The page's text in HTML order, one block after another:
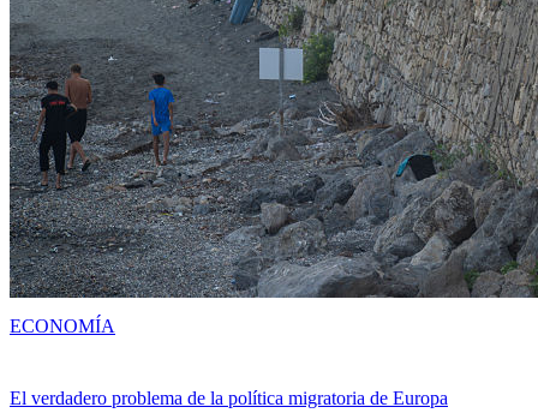
El verdadero problema de la política migratoria de Europa
ECONOMÍA